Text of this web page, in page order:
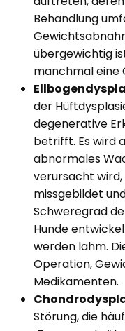
Behandlung
übergewichtig
manchmal eine
der
degenerative
betrifft. Es wird
abnormales
verursacht
missgebildet
Schweregrad
Hunde
werden lahm.
Operation,
Medikamenten.
Störung, die